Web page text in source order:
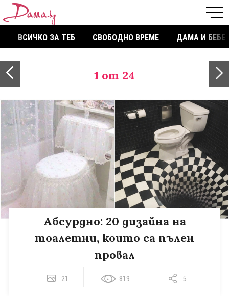
ВСИЧКО ЗА ТЕБ СВОБОДНО ВРЕМЕ ДАМА И БЕБЕ
1 от 24
Абсурдно: 20 дизайна на
тоалетни, които са пълен
провал
21 819 5